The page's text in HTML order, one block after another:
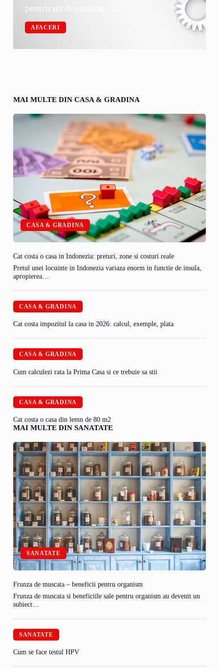
pentru un document clar
AFACERI
MAI MULTE DIN CASA & GRADINA
CASA & GRADINA
Cat costa o casa in Indonezia: preturi, zone si costuri reale
Pretul unei locuinte in Indonezia variaza enorm in functie de insula,
apropierea…
CASA & GRADINA
Cat costa impozitul la casa in 2026: calcul, exemple, plata
CASA & GRADINA
Cum calculezi rata la Prima Casa si ce trebuie sa stii
CASA & GRADINA
Cat costa o casa din lemn de 80 m2
MAI MULTE DIN SANATATE
SANATATE
Frunza de muscata – beneficii pentru organism
Frunza de muscata si beneficiile sale pentru organism au devenit un
subiect…
SANATATE
Cum se face testul HPV